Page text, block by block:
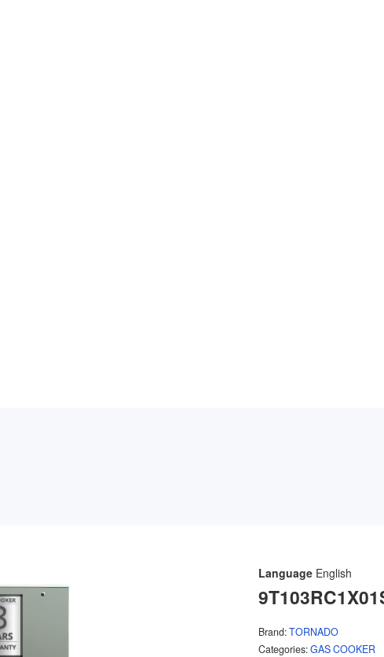
Language English
Brand:TORNADO
Categories:GAS COOKER